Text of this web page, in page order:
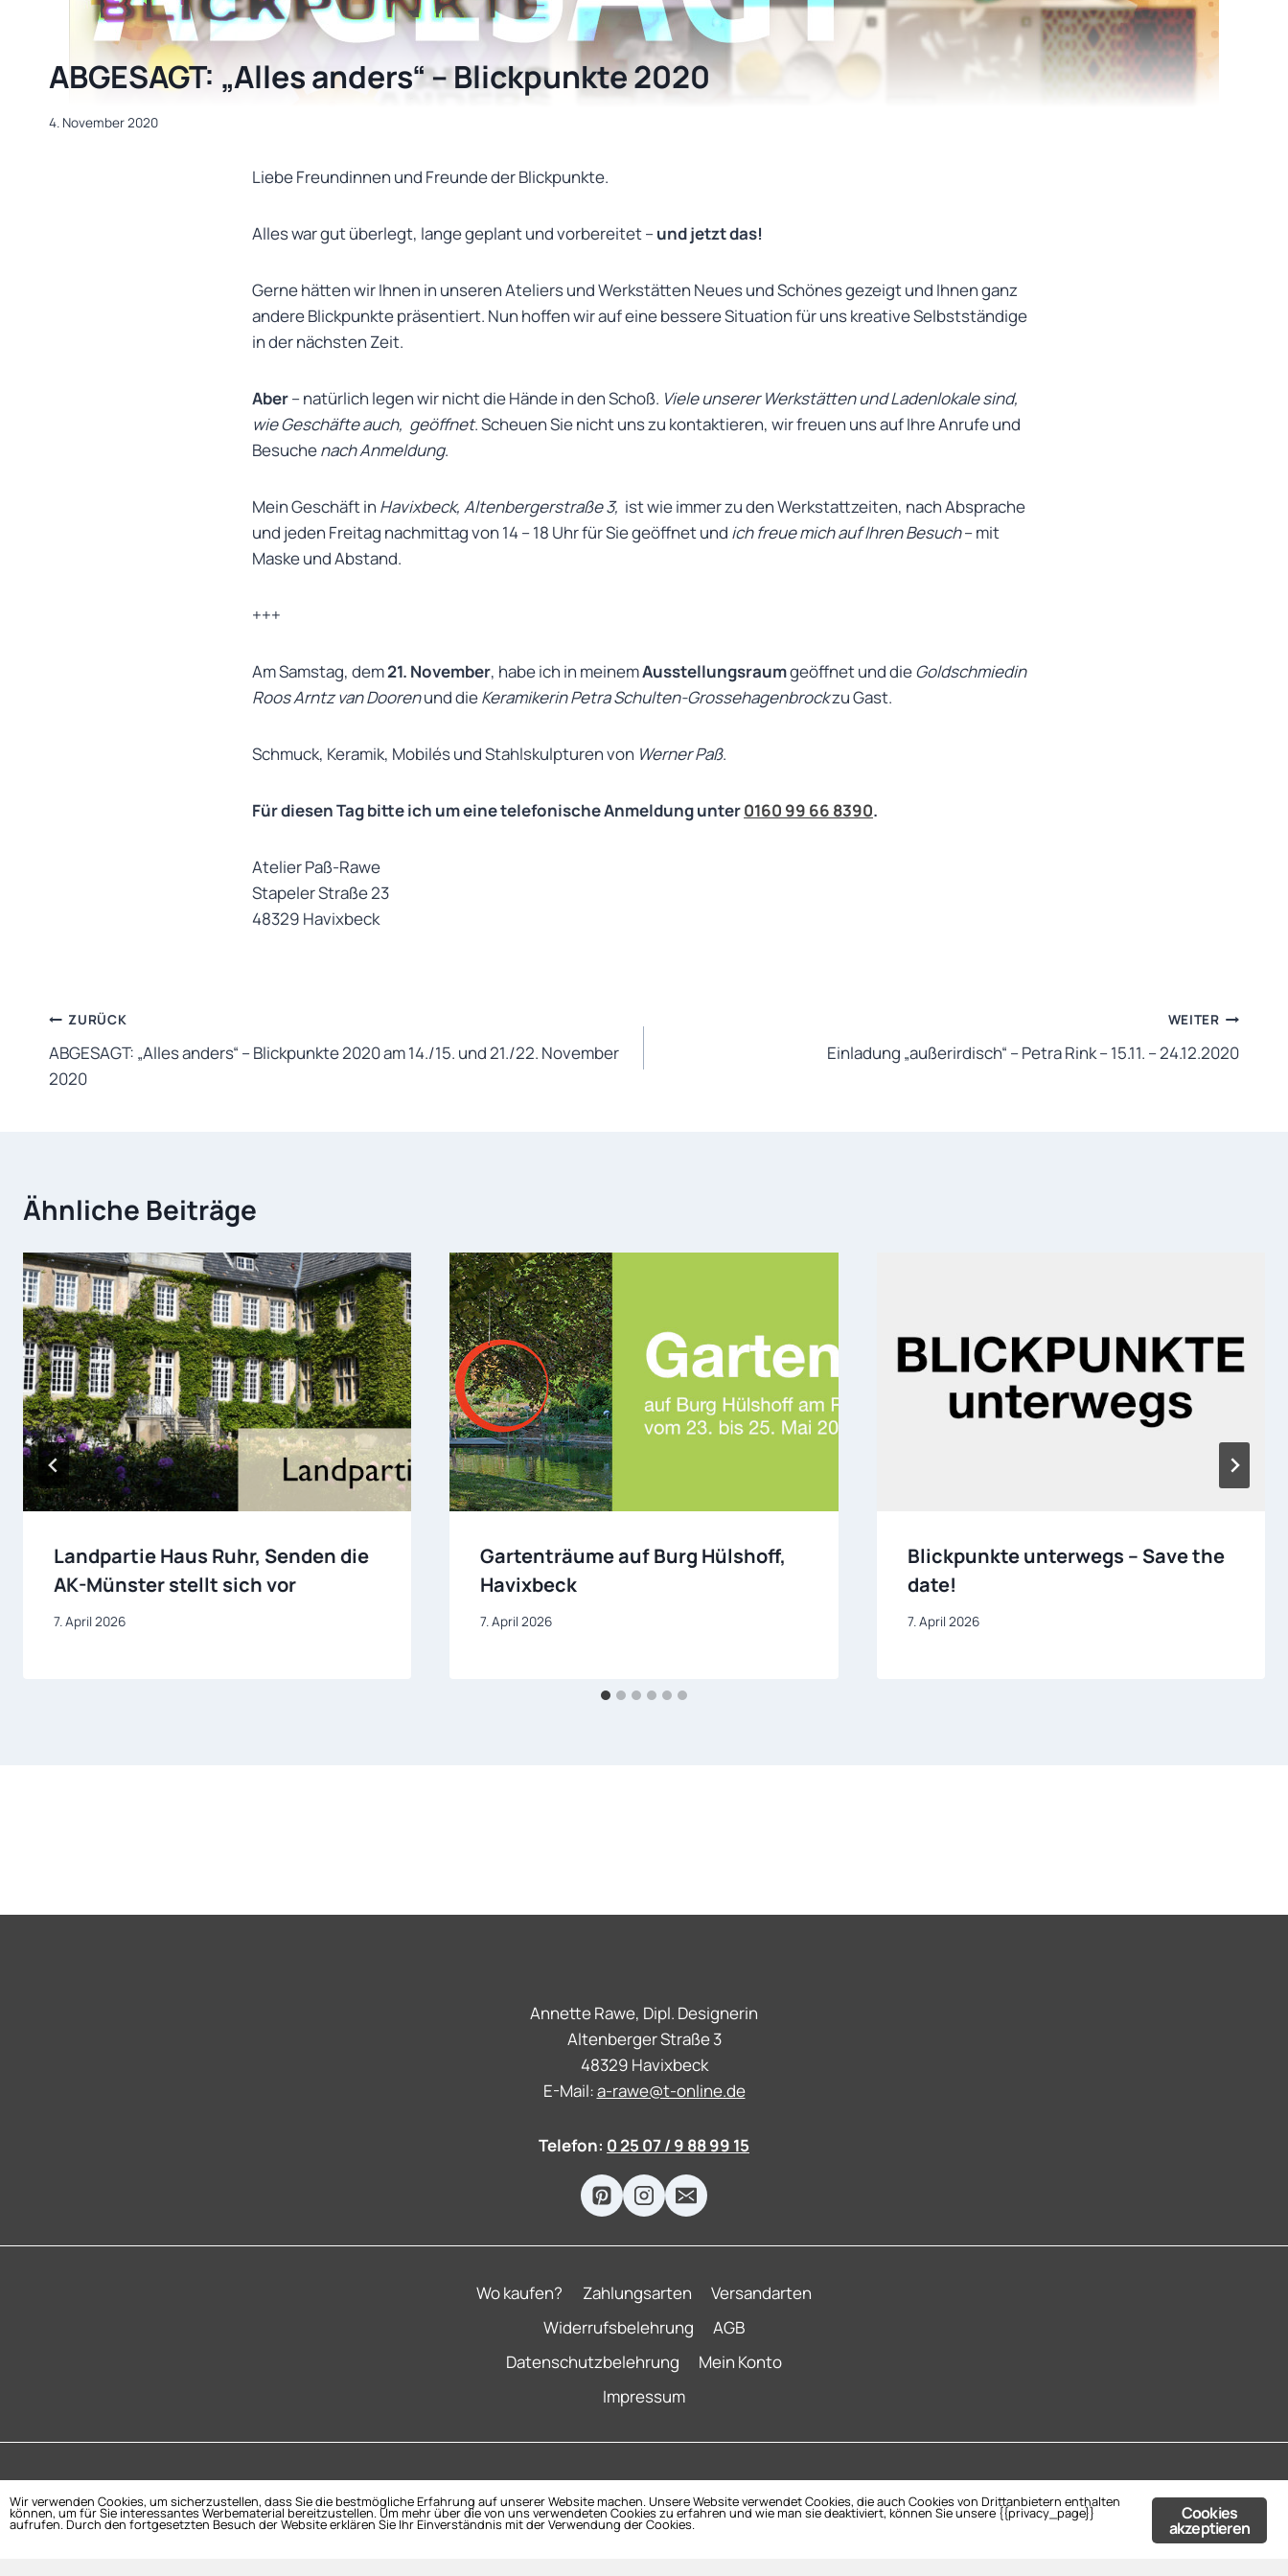
ABGESAGT: „Alles anders“ – Blickpunkte 2020
4. November 2020
Liebe Freundinnen und Freunde der Blickpunkte.
Alles war gut überlegt, lange geplant und vorbereitet –und jetzt das!
Gerne hätten wir Ihnen in unseren Ateliers und Werkstätten Neues und Schönes gezeigt und Ihnen ganz
andere Blickpunkte präsentiert. Nun hoffen wir auf eine bessere Situation für uns kreative Selbstständige
in der nächsten Zeit.
Aber– natürlich legen wir nicht die Hände in den Schoß. Viele unserer Werkstätten und Ladenlokale sind,
wie Geschäfte auch, geöffnet. Scheuen Sie nicht uns zu kontaktieren, wir freuen uns auf Ihre Anrufe und
Besuchenach Anmeldung.
Mein Geschäft in Havixbeck, Altenbergerstraße 3, ist wie immer zu den Werkstattzeiten, nach Absprache
und jeden Freitag nachmittag von 14 – 18 Uhr für Sie geöffnet und ich freue mich auf Ihren Besuch– mit
Maske und Abstand.
+++
Am Samstag, dem21. November, habe ich in meinemAusstellungsraumgeöffnet und dieGoldschmiedin
Roos Arntz van Doorenund dieKeramikerin Petra Schulten-Grossehagenbrockzu Gast.
Schmuck, Keramik, Mobilés und Stahlskulpturen von Werner Paß.
Für diesen Tag bitte ich um eine telefonische Anmeldung unter0160 99 66 8390.
Atelier Paß-Rawe
Stapeler Straße 23
48329 Havixbeck
Beitragsnavigation
ZURÜCK
ABGESAGT: „Alles anders“ – Blickpunkte 2020 am 14./15. und 21./22. November
2020
WEITER
Einladung „außerirdisch“ – Petra Rink – 15.11. – 24.12.2020
Ähnliche Beiträge
Landpartie Haus Ruhr, Senden die
AK-Münster stellt sich vor
7. April 2026
Gartenträume auf Burg Hülshoff,
Havixbeck
7. April 2026
Blickpunkte unterwegs – Save the
date!
7. April 2026
Annette Rawe, Dipl. Designerin
Altenberger Straße 3
48329 Havixbeck
E-Mail:a-rawe@t-online.de
Telefon: 0 25 07 / 9 88 99 15
Wo kaufen? Zahlungsarten
Versandarten
Widerrufsbelehrung
AGB
Datenschutzbelehrung
Mein Konto
Impressum
© 2026 Annette Rawe Mobilés
Cookies
akzeptieren
Wir verwenden Cookies, um sicherzustellen, dass Sie die bestmögliche Erfahrung auf unserer Website machen. Unsere Website verwendet Cookies, die auch Cookies von Drittanbietern enthalten
können, um für Sie interessantes Werbematerial bereitzustellen. Um mehr über die von uns verwendeten Cookies zu erfahren und wie man sie deaktiviert, können Sie unsere {{privacy_page}}
aufrufen. Durch den fortgesetzten Besuch der Website erklären Sie Ihr Einverständnis mit der Verwendung der Cookies.